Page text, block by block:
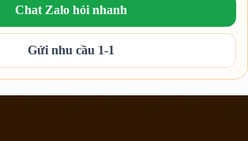
Chat Zalo hỏi nhanh
Gửi nhu cầu 1-1